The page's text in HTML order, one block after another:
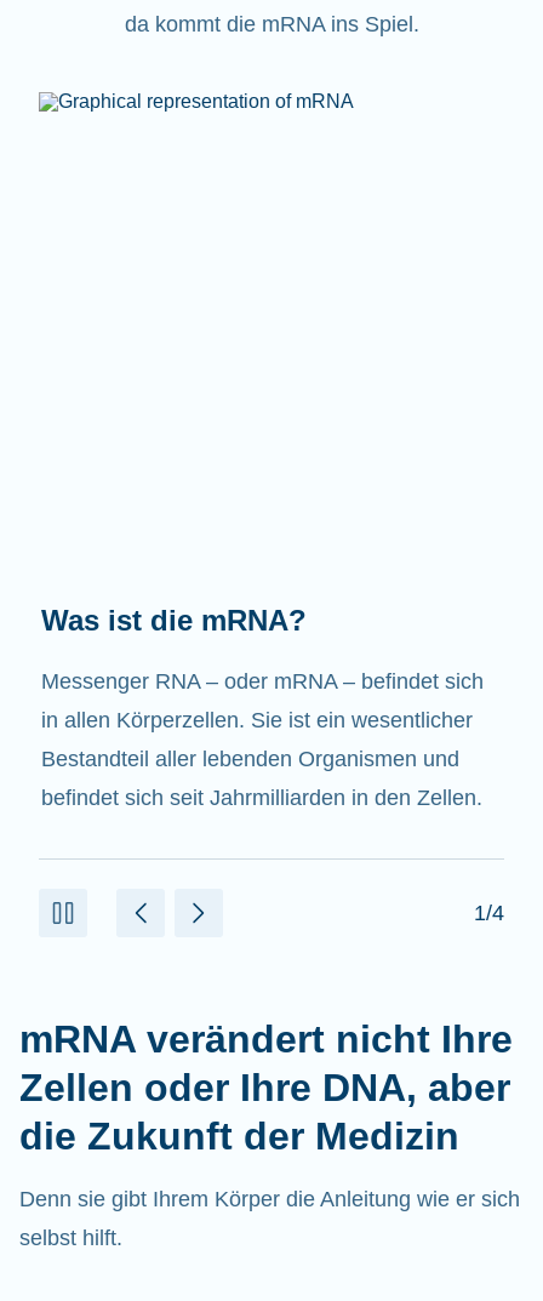
da kommt die mRNA ins Spiel.
Welche Aufgaben hat die mRNA?
Wie der Name schon sagt, ist die mRNA ein
Bote. Sie interagiert mit anderen Komponenten
in den Zellen, die zur Bildung von Proteinen
beitragen.
2/4
mRNA verändert nicht Ihre
Zellen oder Ihre DNA, aber
die Zukunft der Medizin
Denn sie gibt Ihrem Körper die Anleitung wie er sich
selbst hilft.